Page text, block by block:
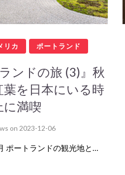
リカ ポートランド
ンドの旅 (3)』秋
を日本にいる時
に満喫
on 2023-12-06
ポートランドの観光地と…